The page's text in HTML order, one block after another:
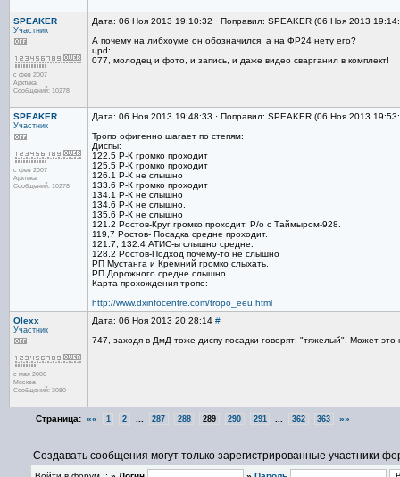
SPEAKER
Участник
с фев 2007
Арктика
Сообщений: 10278
Дата: 06 Ноя 2013 19:10:32 · Поправил: SPEAKER (06 Ноя 2013
А почему на либхоуме он обозначился, а на ФР24 нету его?
upd:
077, молодец и фото, и запись, и даже видео сварганил в комплект!
SPEAKER
Участник
с фев 2007
Арктика
Сообщений: 10278
Дата: 06 Ноя 2013 19:48:33 · Поправил: SPEAKER (06 Ноя 2013
Тропо офигенно шагает по степям:
Диспы:
122.5 Р-К громко проходит
125.5 Р-К громко проходит
126.1 Р-К не слышно
133.6 Р-К громко проходит
134.1 Р-К не слышно
134.6 Р-К не слышно.
135,6 Р-К не слышно
121.2 Ростов-Круг громко проходит. Р/о с Таймыром-928.
119,7 Ростов- Посадка средне проходит.
121.7, 132.4 АТИС-ы слышно средне.
128.2 Ростов-Подход почему-то не слышно
РП Мустанга и Кремний громко слыхать.
РП Дорожного средне слышно.
Карта прохождения тропо:
http://www.dxinfocentre.com/tropo_eeu.html
Olexx
Участник
с мая 2006
Москва
Сообщений: 3080
Дата: 06 Ноя 2013 20:28:14 #
747, заходя в ДмД тоже диспу посадки говорят: "тяжелый". Может это
Страница: «« 1 2 287 288 289 290 291 362 363 »»
Создавать сообщения могут только зарегистрированные участники